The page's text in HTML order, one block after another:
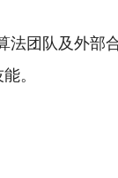
团队及外部
。